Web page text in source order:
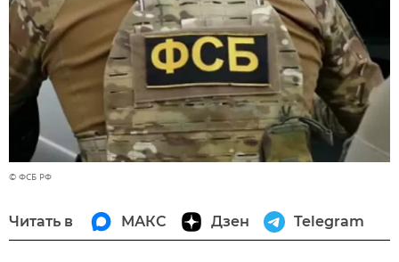
© ФСБ РФ
Читать в МАКС Дзен Telegram